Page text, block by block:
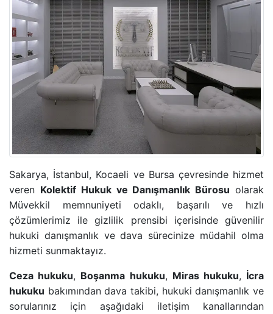
Sakarya, İstanbul, Kocaeli ve Bursa çevresinde hizmet
veren Kolektif Hukuk ve Danışmanlık Bürosu olarak
Müvekkil memnuniyeti odaklı, başarılı ve hızlı
çözümlerimiz ile gizlilik prensibi içerisinde güvenilir
hukuki danışmanlık ve dava sürecinize müdahil olma
hizmeti sunmaktayız.
Ceza hukuku, Boşanma hukuku, Miras hukuku, İcra
hukuku bakımından dava takibi, hukuki danışmanlık ve
sorularınız için aşağıdaki iletişim kanallarından